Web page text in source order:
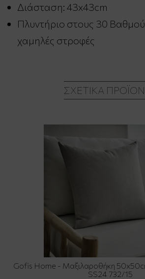
Διάσταση: 43x43cm
Πλυντήριο στους 30
χαμηλές στροφές
ΣΧΕΤΙΚΆ
Gofis Home - Μαξιλαροθήκη
SS24 732/15